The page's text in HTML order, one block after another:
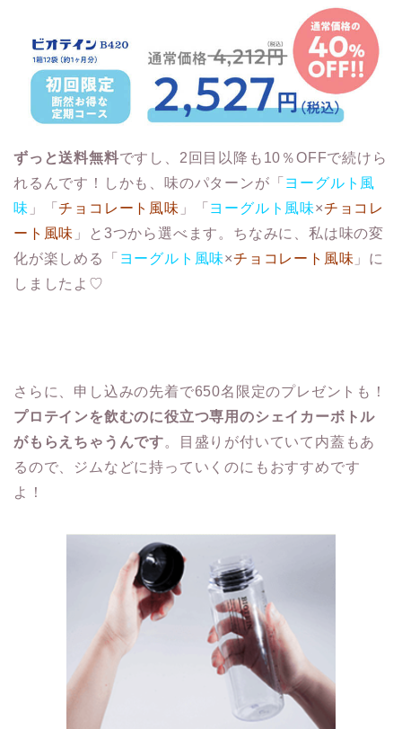
ずっと送料無料ですし、2回目以降も10％OFFで続けら
れるんです！しかも、味のパターンが「 ヨーグルト風
味 」「チョコレート風味 」「 ヨーグルト風味×チョコレ
ート風味 」と3つから選べます。ちなみに、私は味の変
化が楽しめる「 ヨーグルト風味×チョコレート風味 」に
しましたよ♡
さらに、申し込みの先着で650名限定のプレゼントも！
プロテインを飲むのに役立つ専用のシェイカーボトル
がもらえちゃうんです。目盛りが付いていて内蓋もあ
るので、ジムなどに持っていくのにもおすすめです
よ！